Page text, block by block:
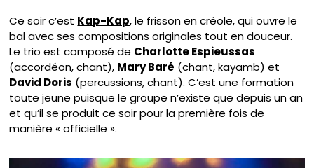
Ce soir c’est Kap-Kap, le frisson en créole, qui ouvre le
bal avec ses compositions originales tout en douceur.
Le trio est composé de Charlotte Espieussas
(accordéon, chant), Mary Baré (chant, kayamb) et
David Doris (percussions, chant). C’est une formation
toute jeune puisque le groupe n’existe que depuis un an
et qu’il se produit ce soir pour la première fois de
manière « officielle ».